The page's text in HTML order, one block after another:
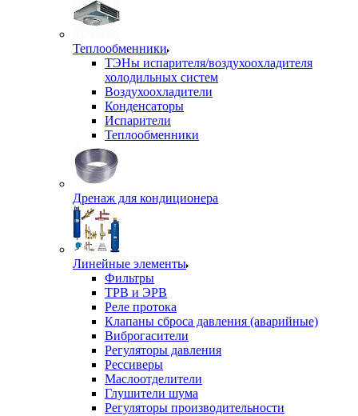
Теплообменники
ТЭНы испарителя/воздухоохладителя
холодильных систем
Воздухоохладители
Конденсаторы
Испарители
Теплообменники
Дренаж для кондиционера
Линейные элементы
Фильтры
ТРВ и ЭРВ
Реле протока
Клапаны сброса давления (аварийные)
Виброгасители
Регуляторы давления
Рессиверы
Маслоотделители
Глушители шума
Регуляторы производительности